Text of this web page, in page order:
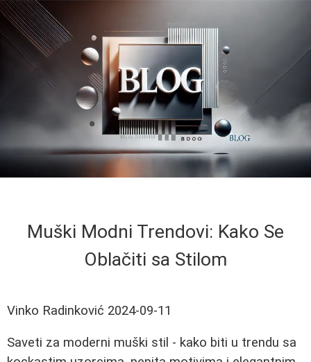
Muški Modni Trendovi: Kako Se
Oblačiti sa Stilom
Vinko Radinković 2024-09-11
Saveti za moderni muški stil - kako biti u trendu sa